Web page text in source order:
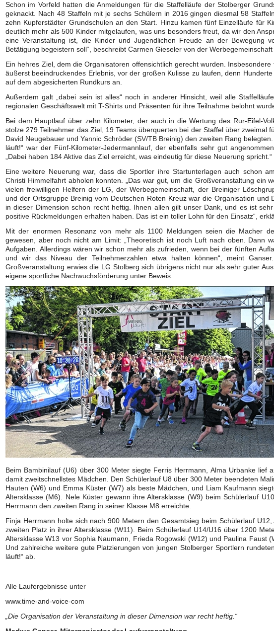
Schon im Vorfeld hatten die Anmeldungen für die Staffelläufe der Stolberger
geknackt. Nach 48 Staffeln mit je sechs Schülern in 2016 gingen diesmal 58
zehn Kupferstädter Grundschulen an den Start. Hinzu kamen fünf Einzelläufe für
deutlich mehr als 500 Kinder mitgelaufen, was uns besonders freut, da wir den
eine Veranstaltung ist, die Kinder und Jugendlichen Freude an der Bewegung
Betätigung begeistern soll“, beschreibt Carmen Gieseler von der Werbegemeinschaft
Ein hehres Ziel, dem die Organisatoren offensichtlich gerecht wurden.
äußerst beeindruckendes Erlebnis, vor der großen Kulisse zu laufen, denn
auf dem abgesicherten Rundkurs an.
Außerdem galt „dabei sein ist alles“ noch in anderer Hinsicht, weil alle
regionalen Geschäftswelt mit T-Shirts und Präsenten für ihre Teilnahme belohnt
Bei dem Hauptlauf über zehn Kilometer, der auch in die Wertung des Rur-Eifel-
stolze 279 Teilnehmer das Ziel, 19 Teams überquerten bei der Staffel über zweimal
David Neugebauer und Yannic Schröder (SV/TB Breinig) den zweiten Rang
läuft!“ war der Fünf-Kilometer-Jedermannlauf, der ebenfalls sehr gut
„Dabei haben 184 Aktive das Ziel erreicht, was eindeutig für diese Neuerung spricht.“
Eine weitere Neuerung war, dass die Sportler ihre Startunterlagen auch schon
Christi Himmelfahrt abholen konnten. „Das war gut, um die Großveranstaltung ein
vielen freiwilligen Helfern der LG, der Werbegemeinschaft, der Breiniger
und der Ortsgruppe Breinig vom Deutschen Roten Kreuz war die Organisation und
in dieser Dimension schon recht heftig. Ihnen allen gilt unser Dank, und es ist
positive Rückmeldungen erhalten haben. Das ist ein toller Lohn für den Einsatz“,
Mit der enormen Resonanz von mehr als 1100 Meldungen seien die Macher
gewesen, aber noch nicht am Limit: „Theoretisch ist noch Luft nach oben. Dann
Aufgaben. Allerdings wären wir schon mehr als zufrieden, wenn bei der fünften
und wir das Niveau der Teilnehmerzahlen etwa halten können“, meint
Großveranstaltung erwies die LG Stolberg sich übrigens nicht nur als sehr guter
eigene sportliche Nachwuchsförderung unter Beweis.
Beim Bambinilauf (U6) über 300 Meter siegte Ferris Herrmann, Alma Urbanke lief
damit zweitschnellstes Mädchen. Den Schülerlauf U8 über 300 Meter beendeten
Hauten (W6) und Emma Küster (W7) als beste Mädchen, und Liam Kaufmann
Altersklasse (M6). Nele Küster gewann ihre Altersklasse (W9) beim Schülerlauf
Herrmann den zweiten Rang in seiner Klasse M8 erreichte.
Finja Herrmann holte sich nach 900 Metern den Gesamtsieg beim Schülerlauf
zweiten Platz in ihrer Altersklasse (W11). Beim Schülerlauf U14/U16 über 1200
Altersklasse W13 vor Sophia Naumann, Frieda Rogowski (W12) und Paulina Faust
Und zahlreiche weitere gute Platzierungen von jungen Stolberger Sportlern
läuft!“ ab.
Alle Laufergebnisse unter
www.time-and-voice-com
„Die Organisation der Veranstaltung in dieser Dimension war recht heftig.“